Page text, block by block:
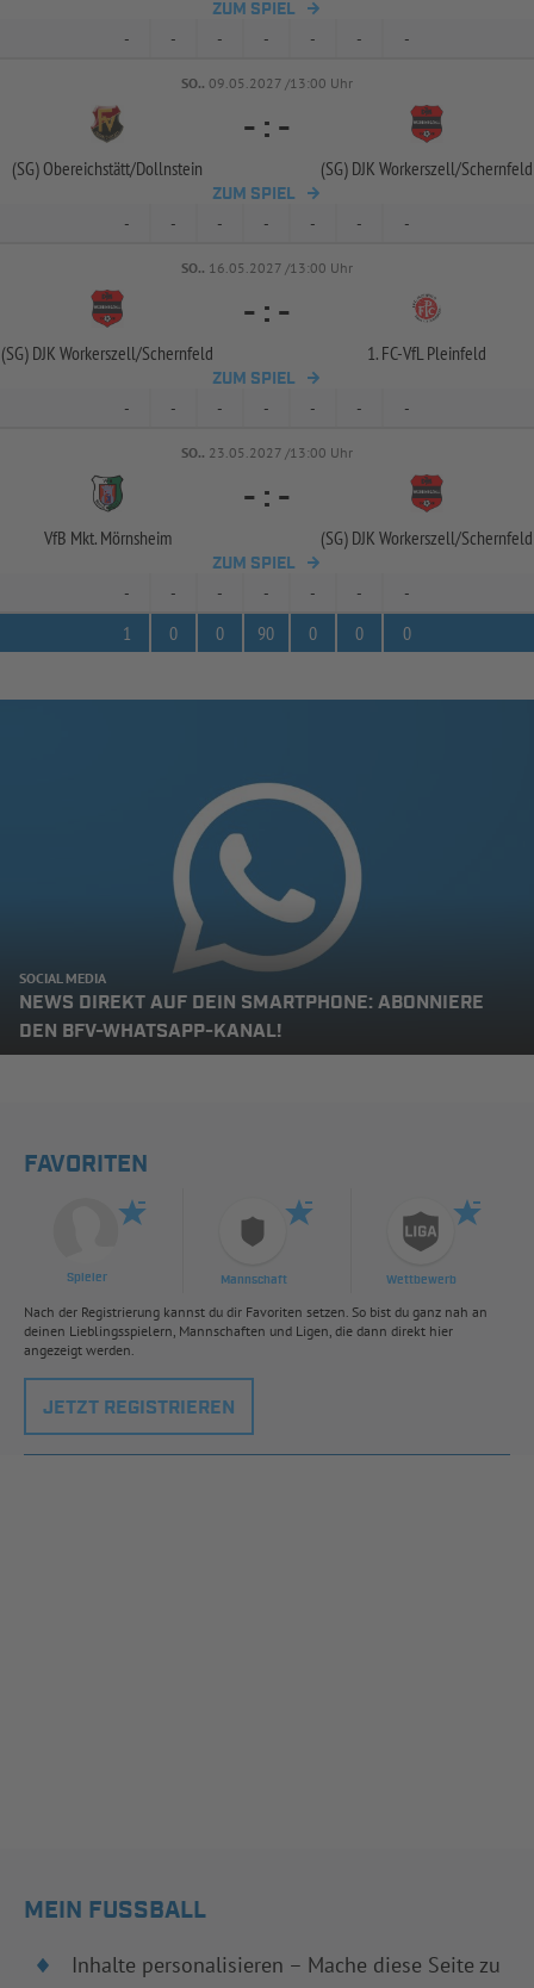
ZUM SPIEL
- - - - - - -
SO.. 09.05.2027 /13:00 Uhr
(SG) Obereichstätt/Dollnstein
- : -
(SG) DJK Workerszell/Schernfeld
ZUM SPIEL
- - - - - - -
SO.. 16.05.2027 /13:00 Uhr
(SG) DJK Workerszell/Schernfeld
- : -
1. FC-VfL Pleinfeld
ZUM SPIEL
- - - - - - -
SO.. 23.05.2027 /13:00 Uhr
VfB Mkt. Mörnsheim
- : -
(SG) DJK Workerszell/Schernfeld
ZUM SPIEL
- - - - - -
-
1
0 0 90 0 0 0
SOCIAL MEDIA
NEWS DIREKT AUF DEIN SMARTPHONE: ABONNIERE
DEN BFV-WHATSAPP-KANAL!
FAVORITEN
Spieler Mannschaft Wettbewerb
Nach der Registrierung kannst du dir Favoriten setzen. So bist du ganz nah an
deinen Lieblingsspielern, Mannschaften und Ligen, die dann direkt hier
angezeigt werden.
JETZT REGISTRIEREN
MEIN FUSSBALL
Inhalte personalisieren – Mache diese Seite zu